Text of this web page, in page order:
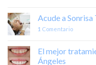
Acude a Sonrisa
1 Comentario
El mejor
Ángeles